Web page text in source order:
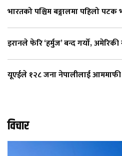
भारतको पश्चिम बङ्गालमा पहिलो पटक
इरानले फेरि ‘हर्मुज’ बन्द गर्यो,
यूएईले १२८ जना नेपालीलाई आममाफी
विचार